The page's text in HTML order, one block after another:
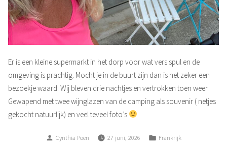
Er is een kleine supermarkt in het dorp voor wat vers spul en de
omgeving is prachtig. Mocht je in de buurt zijn dan is het zeker een
bezoekje waard. Wij bleven drie nachtjes en vertrokken toen weer.
Gewapend met twee wijnglazen van de camping als souvenir ( netjes
gekocht natuurlijk) en veel teveel foto’s
Posted
Cynthia Poen 27 juni, 2026
Posted
Frankrijk